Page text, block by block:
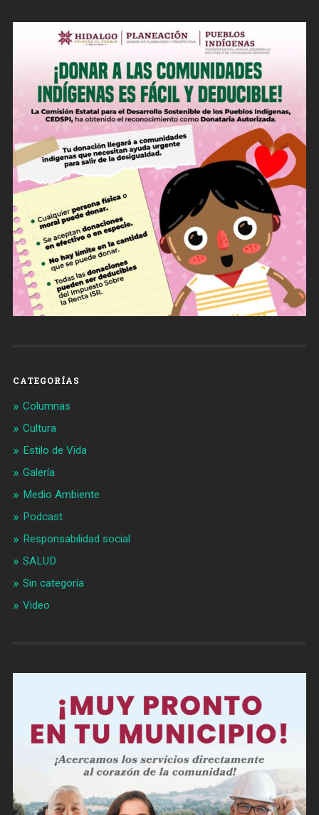
CATEGORÍAS
Columnas
Cultura
Estilo de Vida
Galería
Medio Ambiente
Podcast
Responsabilidad social
SALUD
Sin categoría
Video